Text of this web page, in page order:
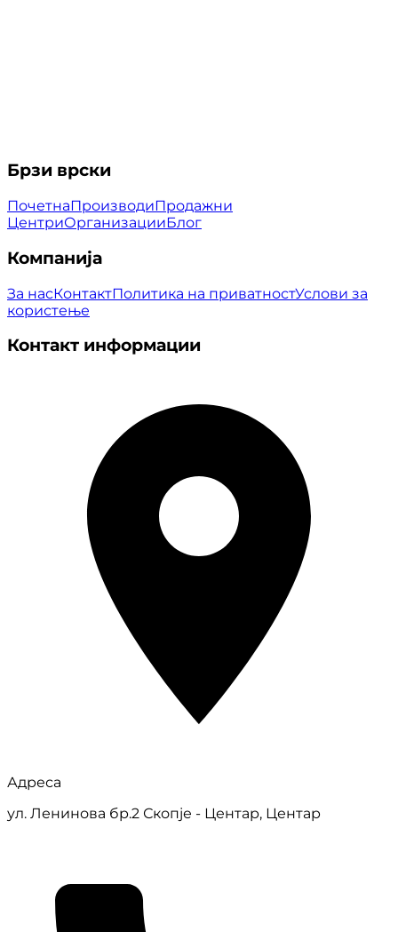
Брзи врски
ПочетнаПроизводиПродажни
ЦентриОрганизацииБлог
Компанија
За насКонтактПолитика на приватностУслови за
користење
Контакт информации
Адреса
ул. Ленинова бр.2 Скопје - Центар, Центар